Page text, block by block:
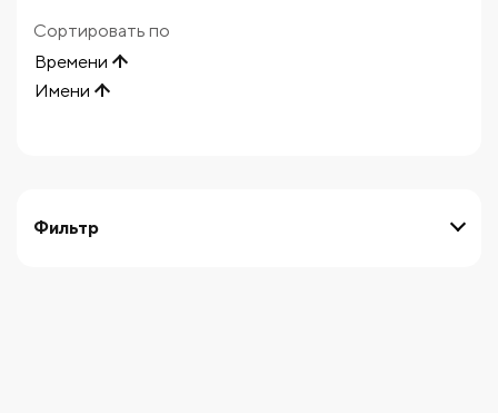
Фильтр
Сортировать по
Времени
Имени